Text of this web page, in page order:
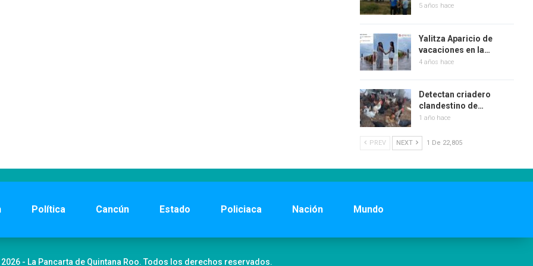
5 años hace
Yalitza Aparicio de
vacaciones en la…
4 años hace
Detectan criadero
clandestino de…
1 año hace
PREV NEXT 1 De 22,805
Política Cancún Estado Policiaca Nación Mundo
- La Pancarta de Quintana Roo. Todos los derechos reservados.